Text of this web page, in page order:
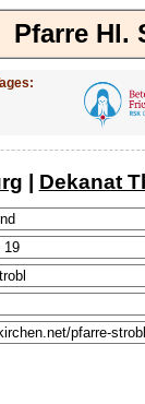
Pfarre Hl.
| Dekanat